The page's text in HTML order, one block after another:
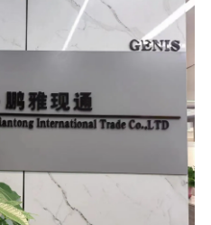
priorités de notre entreprise
des clients. Nous garantissons
du traitement des commandes,
temps opportun, d'assurer une
efficace avant de recevoir les
uniquement à nos clients des
qualité à un coût
l'un des plus grands
Chine. Toutes nos pièces
en Chine, en Corée du Sud, en